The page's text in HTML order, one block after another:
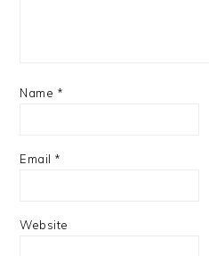
Name *
Email *
Website